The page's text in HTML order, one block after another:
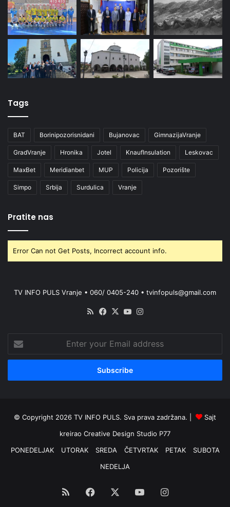
Tags
BAT Borinipozorisnidani Bujanovac GimnazijaVranje
GradVranje Hronika Jotel KnaufInsulation Leskovac
MaxBet Meridianbet MUP Policija Pozorište
Simpo Srbija Surdulica Vranje
Pratite nas
Error Can not Get Posts, Incorrect account info.
TV INFO PULS Vranje • 060/ 0405-240 • tvinfopuls@gmail.com
RSS Facebook
X YouTube
your
Email
© Copyright 2026 TV INFO PULS. Sva prava zadržana. |
Sajt
kreirao Creative Design Studio P77
PONEDELJAK
UTORAK SREDA ČETVRTAK PETAK
SUBOTA
NEDELJA
RSS Facebook YouTubeInstagram